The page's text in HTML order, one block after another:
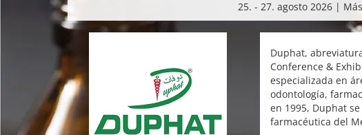
25. - 27. agosto 2026 |
Duphat,
Conference &
especializada en
odontología,
en 1995, Duphat
farmacéutica del